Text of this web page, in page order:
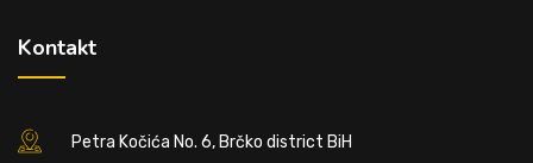
Kontakt
Petra Kočića No. 6, Brčko district BiH